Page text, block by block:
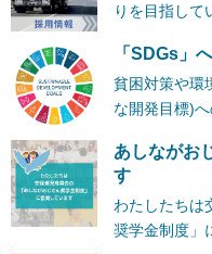
りを目指して
「SDGs」
貧困対策や環
な開発目標)
あしながお
す
わたしたちは
奨学金制度」